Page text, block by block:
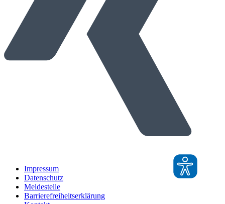
Impressum
Datenschutz
Meldestelle
Barrierefreiheitserklärung